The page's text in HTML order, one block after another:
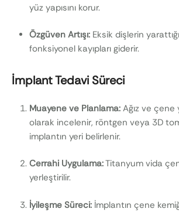
yüz yapısını korur.
Özgüven Artışı: Eksik dişlerin
fonksiyonel kayıpları giderir.
İmplant Tedavi Süreci
Muayene ve Planlama: Ağız ve çene
olarak incelenir, röntgen veya 3D
implantın yeri belirlenir.
Cerrahi Uygulama:Titanyum vida
yerleştirilir.
İyileşme Süreci: İmplantın çene